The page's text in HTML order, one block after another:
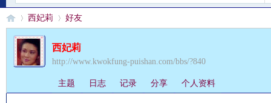
›
西妃莉 好友
西妃莉
http://www.kwokfung-puishan.com/bbs/?840
主题 日志 记录 分享 个人资料